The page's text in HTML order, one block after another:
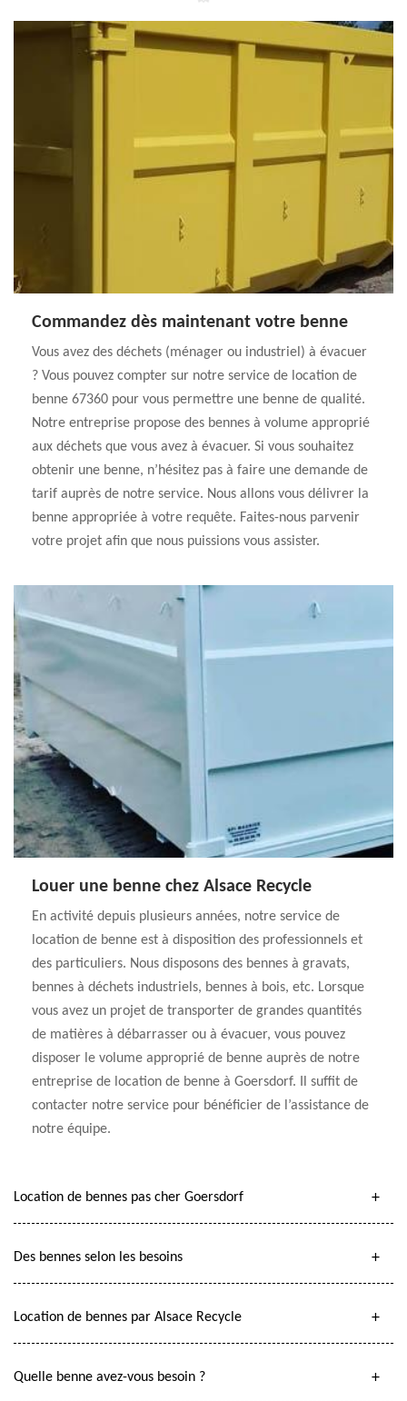
Commandez dès maintenant votre benne
Vous avez des déchets (ménager ou industriel) à évacuer
? Vous pouvez compter sur notre service de location de
benne 67360 pour vous permettre une benne de qualité.
Notre entreprise propose des bennes à volume approprié
aux déchets que vous avez à évacuer. Si vous souhaitez
obtenir une benne, n’hésitez pas à faire une demande de
tarif auprès de notre service. Nous allons vous délivrer la
benne appropriée à votre requête. Faites-nous parvenir
votre projet afin que nous puissions vous assister.
Louer une benne chez Alsace Recycle
En activité depuis plusieurs années, notre service de
location de benne est à disposition des professionnels et
des particuliers. Nous disposons des bennes à gravats,
bennes à déchets industriels, bennes à bois, etc. Lorsque
vous avez un projet de transporter de grandes quantités
de matières à débarrasser ou à évacuer, vous pouvez
disposer le volume approprié de benne auprès de notre
entreprise de location de benne à Goersdorf. Il suffit de
contacter notre service pour bénéficier de l’assistance de
notre équipe.
Location de bennes pas cher Goersdorf
Des bennes selon les besoins
Location de bennes par Alsace Recycle
Quelle benne avez-vous besoin ?